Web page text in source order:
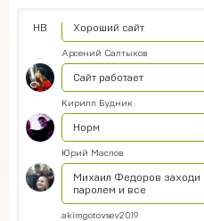
HB Хороший сайт
Арсений Салтыков
Сайт работает
Кирилл Будник
Норм
Юрий Маслов
Михаил Федоров заходи
паролем и все
akimgotovsev2019